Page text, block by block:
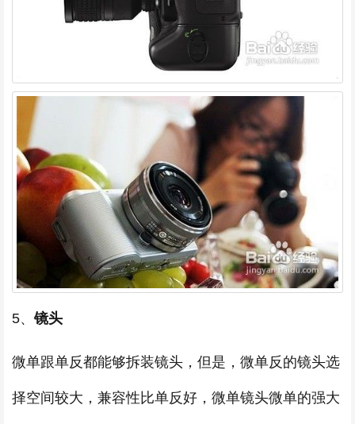
5、镜头
微单跟单反都能够拆装镜头，但是，微单反的镜头选
择空间较大，兼容性比单反好，微单镜头微单的强大